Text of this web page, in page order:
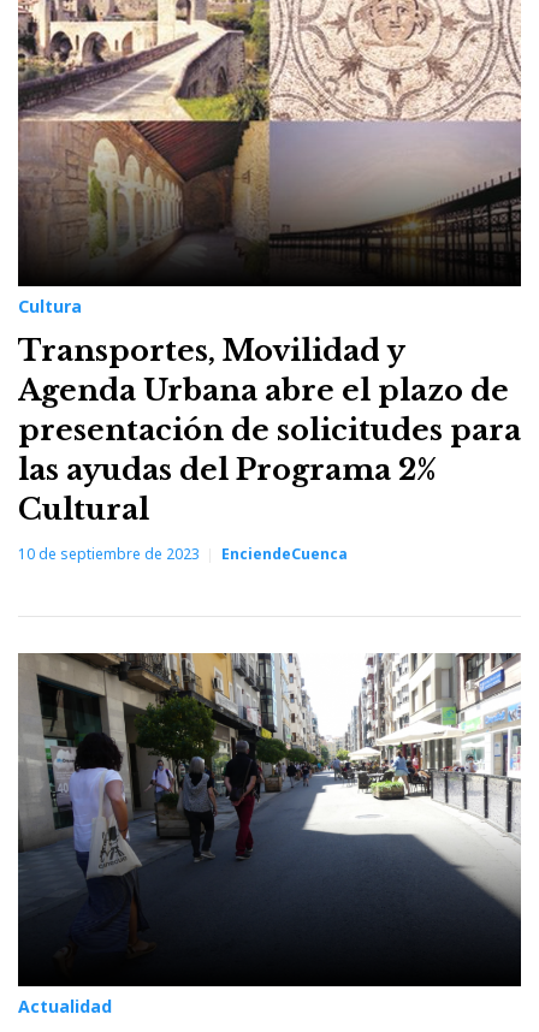
de
septiembre
de
2023
Cultura
Transportes, Movilidad y
Agenda Urbana abre el plazo de
presentación de solicitudes para
las ayudas del Programa 2%
Cultural
10 de septiembre de 2023 EnciendeCuenca
Actualidad